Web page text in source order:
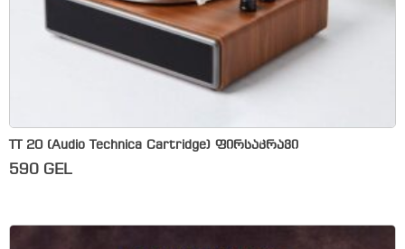
TT 20 (Audio Technica Cartridge) ფირსაკრავი
590 GEL